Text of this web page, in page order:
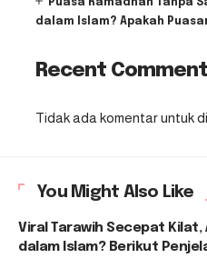
Puasa Ramadhan Tanpa
dalam Islam? Apakah
Recent
Tidak ada komentar untuk
You Might Also Like
Viral Tarawih Secepat Kilat,
dalam Islam? Berikut